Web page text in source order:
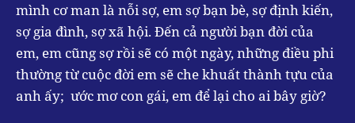
mình cơ man là nỗi sợ, em sợ bạn bè, sợ định kiến,
sợ gia đình, sợ xã hội. Đến cả người bạn đời của
em, em cũng sợ rồi sẽ có một ngày, những điều phi
thường từ cuộc đời em sẽ che khuất thành tựu của
anh ấy; ước mơ con gái, em để lại cho ai bây giờ?